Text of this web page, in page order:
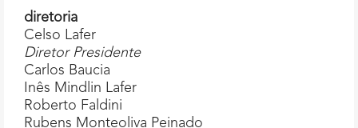
diretoria
Celso Lafer
Diretor Presidente
Carlos Baucia
Inês Mindlin Lafer
Roberto Faldini
Rubens Monteoliva Peinado